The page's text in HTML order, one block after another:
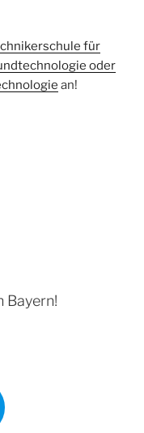
für
oder
an!
Bayern!